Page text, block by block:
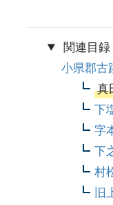
関連目録
小県郡
真
下
字
下
村
旧